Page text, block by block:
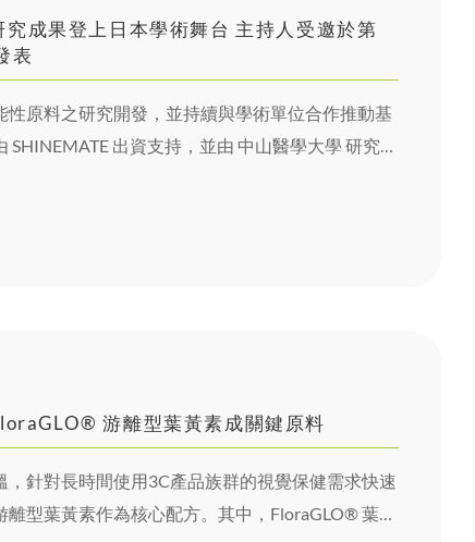
成果登上日本學術舞台 主持人受邀於第
表
原料之研究開發，並持續與學術單位合作推動基
出資支持，並由 中山醫學大學 研究團
游離型葉黃素成關鍵原料
針對長時間使用3C產品族群的視覺保健需求快速
型葉黃素作為核心配方。其中，FloraGLO® 葉黃